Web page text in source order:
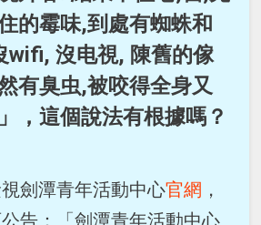
的霉味,到處有蜘蛛和
wifi, 沒电視, 陳舊的傢
有臭虫,被咬得全身又
這個說法有根據嗎？
視劍潭青年活動中心官網 ，
告：「劍潭青年活動中心